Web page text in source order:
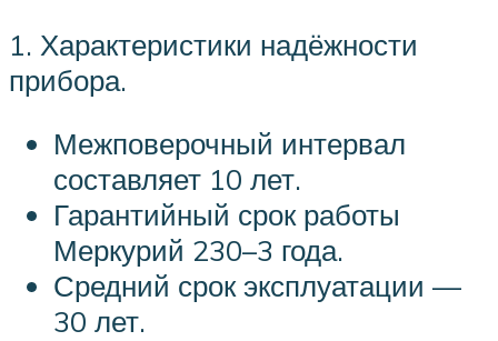
1. Характеристики надёжности
прибора.
Межповерочный интервал
составляет 10 лет.
Гарантийный срок работы
Меркурий 230–3 года.
Средний срок эксплуатации —
30 лет.